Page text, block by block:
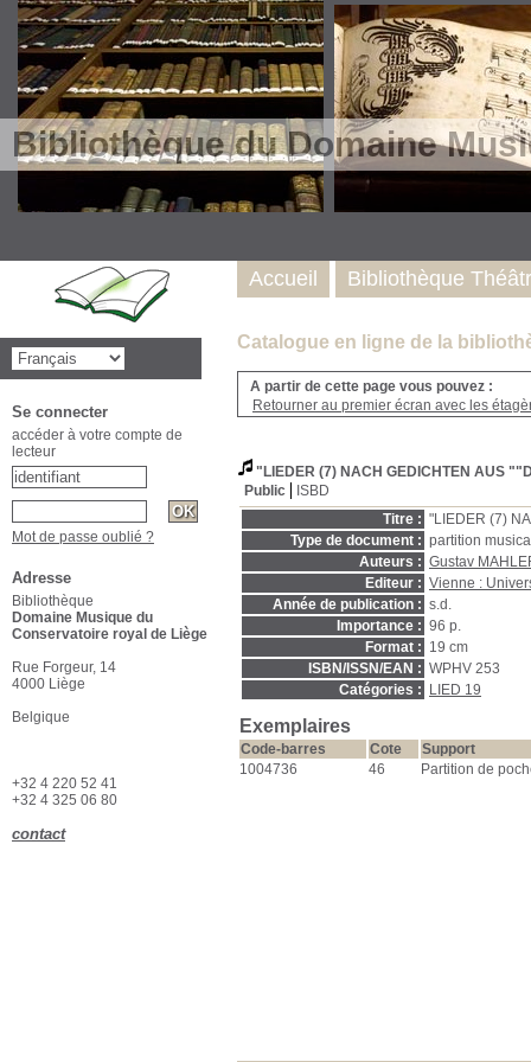
Bibliothèque du Domaine
Catalogue en ligne de la
A partir de cette page vous pouvez :
Retourner au premier écran avec les
"LIEDER (7) NACH GEDICHTEN AUS
Public
ISBD
Titre : "LIEDER (7)
Type de document : partition
Auteurs : Gustav
Editeur : Vienne :
Année de publication : s.d.
Importance : 96 p.
Format : 19 cm
ISBN/ISSN/EAN : WPHV 253
Catégories :
LIED 19
Exemplaires
Code-barres Cote
Support
1004736
46 Partition de
Accueil Bibliothèque
Se connecter
accéder à votre compte de
lecteur
Mot de passe oublié ?
Adresse
Bibliothèque
Domaine Musique du
Conservatoire royal de Liège
Rue Forgeur, 14
4000 Liège
Belgique
+32 4 220 52 41
+32 4 325 06 80
contact